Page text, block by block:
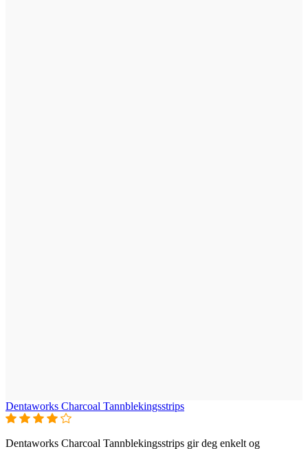
Dentaworks Charcoal Tannblekingsstrips
Dentaworks Charcoal Tannblekingsstrips gir deg enkelt og